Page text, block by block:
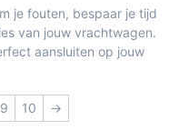
je fouten, bespaar je tijd
van jouw vrachtwagen.
aansluiten op jouw
9 10 →